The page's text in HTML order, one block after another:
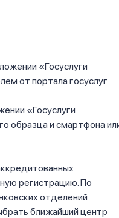
«Госуслуги
от портала госуслуг.
«Госуслуги
образца и смартфона
регистрацию. По
отделений
ближайший центр